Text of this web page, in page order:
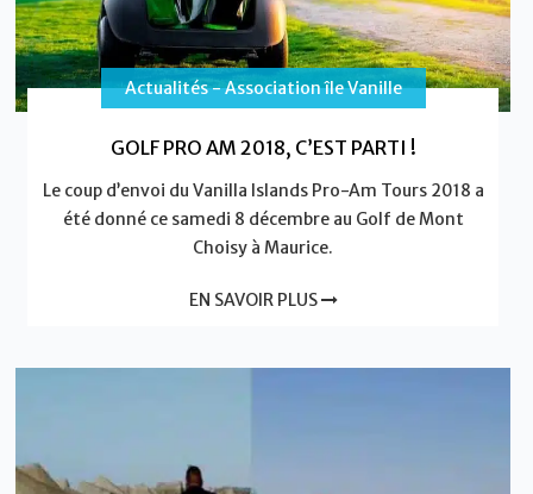
Actualités - Association île Vanille
GOLF PRO AM 2018, C’EST PARTI !
Le coup d’envoi du Vanilla Islands Pro-Am Tours 2018 a
été donné ce samedi 8 décembre au Golf de Mont
Choisy à Maurice.
EN SAVOIR PLUS